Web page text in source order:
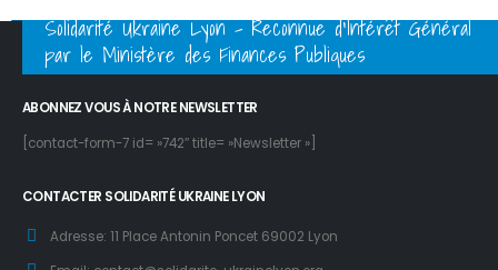
Solidarité Ukraine Lyon - Reconnue d'Intérêt Général
par le Ministère des Finances Publiques
ABONNEZ VOUS À NOTRE NEWSLETTER
[contact-form-7 id= »742″ title= »Newsletter »]
CONTACTER SOLIDARITÉ UKRAINE LYON
Adresse: 11 Place Antonin Poncet 69002 Lyon